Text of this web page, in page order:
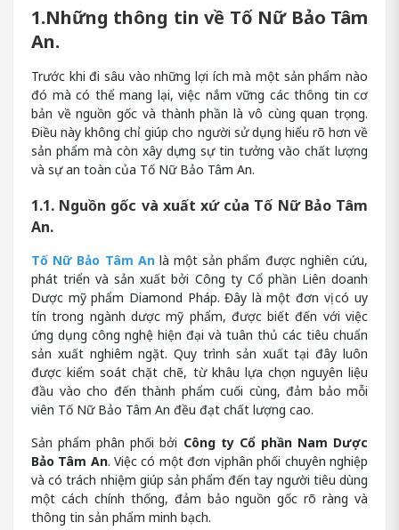
1.Những thông tin về Tố Nữ Bảo Tâm
An.
Trước khi đi sâu vào những lợi ích mà một sản phẩm nào
đó mà có thể mang lại, việc nắm vững các thông tin cơ
bản về nguồn gốc và thành phần là vô cùng quan trọng.
Điều này không chỉ giúp cho người sử dụng hiểu rõ hơn về
sản phẩm mà còn xây dựng sự tin tưởng vào chất lượng
và sự an toàn của Tố Nữ Bảo Tâm An.
1.1. Nguồn gốc và xuất xứ của Tố Nữ Bảo Tâm
An.
Tố Nữ Bảo Tâm Anlà một sản phẩm được nghiên cứu,
phát triển và sản xuất bởi Công ty Cổ phần Liên doanh
Dược mỹ phẩm Diamond Pháp. Đây là một đơn vị có uy
tín trong ngành dược mỹ phẩm, được biết đến với việc
ứng dụng công nghệ hiện đại và tuân thủ các tiêu chuẩn
sản xuất nghiêm ngặt. Quy trình sản xuất tại đây luôn
được kiểm soát chặt chẽ, từ khâu lựa chọn nguyên liệu
đầu vào cho đến thành phẩm cuối cùng, đảm bảo mỗi
viên Tố Nữ Bảo Tâm An đều đạt chất lượng cao.
Sản phẩm phân phối bởi Công ty Cổ phần Nam Dược
Bảo Tâm An. Việc có một đơn vị phân phối chuyên nghiệp
và có trách nhiệm giúp sản phẩm đến tay người tiêu dùng
một cách chính thống, đảm bảo nguồn gốc rõ ràng và
thông tin sản phẩm minh bạch.